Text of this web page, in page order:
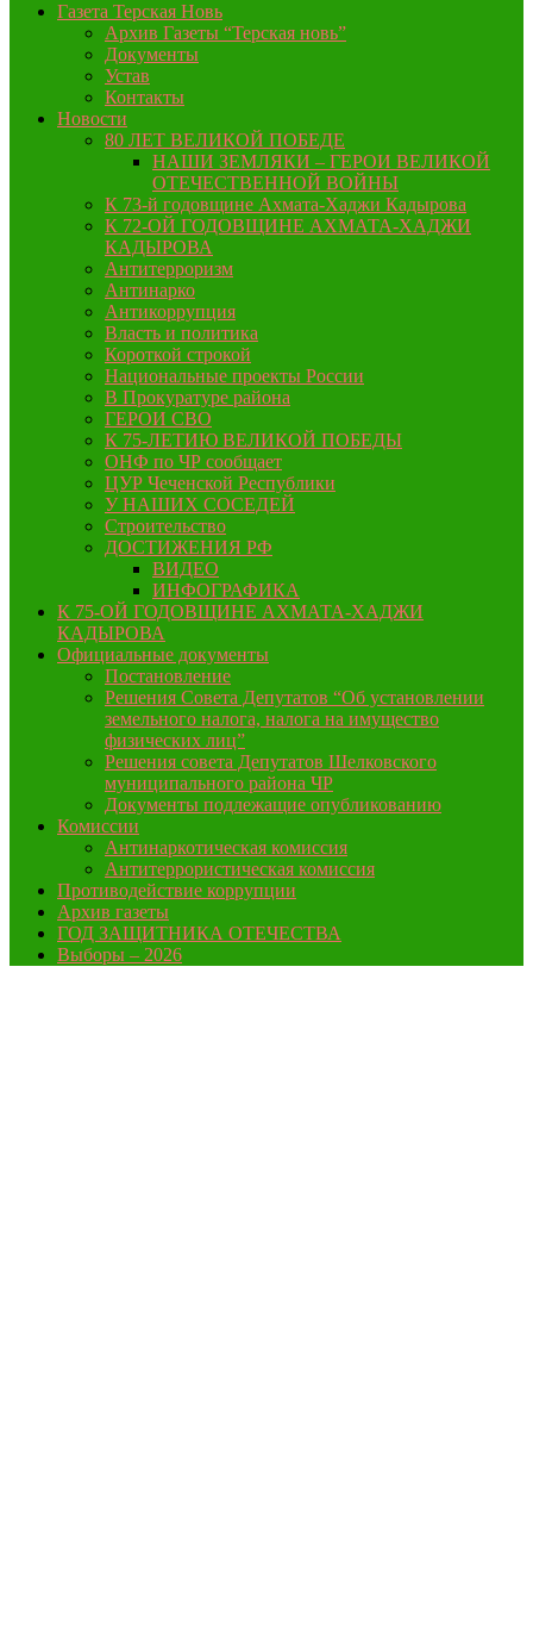
Газета Терская Новь
Архив Газеты “Терская новь”
Документы
Устав
Контакты
Новости
80 ЛЕТ ВЕЛИКОЙ ПОБЕДЕ
НАШИ ЗЕМЛЯКИ – ГЕРОИ ВЕЛИКОЙ
ОТЕЧЕСТВЕННОЙ ВОЙНЫ
К 73-й годовщине Ахмата-Хаджи Кадырова
К 72-ОЙ ГОДОВЩИНЕ АХМАТА-ХАДЖИ
КАДЫРОВА
Антитерроризм
Антинарко
Антикоррупция
Власть и политика
Короткой строкой
Национальные проекты России
В Прокуратуре района
ГЕРОИ СВО
К 75-ЛЕТИЮ ВЕЛИКОЙ ПОБЕДЫ
ОНФ по ЧР сообщает
ЦУР Чеченской Республики
У НАШИХ СОСЕДЕЙ
Строительство
ДОСТИЖЕНИЯ РФ
ВИДЕО
ИНФОГРАФИКА
К 75-ОЙ ГОДОВЩИНЕ АХМАТА-ХАДЖИ
КАДЫРОВА
Официальные документы
Постановление
Решения Совета Депутатов “Об установлении
земельного налога, налога на имущество
физических лиц”
Решения совета Депутатов Шелковского
муниципального района ЧР
Документы подлежащие опубликованию
Комиссии
Антинаркотическая комиссия
Антитеррористическая комиссия
Противодействие коррупции
Архив газеты
ГОД ЗАЩИТНИКА ОТЕЧЕСТВА
Выборы – 2026